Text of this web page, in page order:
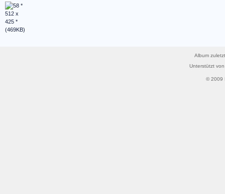
Album
Unterstützt
© 2009